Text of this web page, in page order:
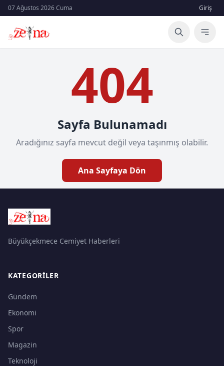
07 Ağustos 2026 Cuma Giriş
404
Sayfa Bulunamadı
Aradığınız sayfa mevcut değil veya taşınmış olabilir.
Ana Sayfaya Dön
Büyükçekmece Cemiyet Haberleri
KATEGORILER
Gündem
Ekonomi
Spor
Magazin
Teknoloji